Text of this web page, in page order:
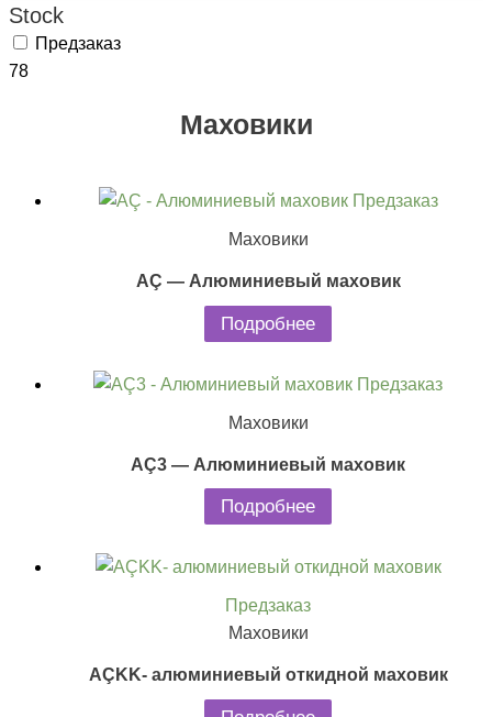
Stock
Предзаказ
78
Маховики
Предзаказ
Маховики
AÇ — Алюминиевый маховик
Подробнее
Предзаказ
Маховики
AÇ3 — Алюминиевый маховик
Подробнее
Предзаказ
Маховики
AÇKK- алюминиевый откидной маховик